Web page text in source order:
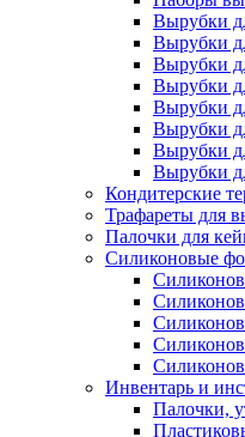
Вырубки
Вырубки
Вырубки
Вырубки
Вырубки
Вырубки
Вырубки
Вырубки
Кондитерские
Трафареты для
Палочки для
Силиконовые
Инвентарь и
Палочки,